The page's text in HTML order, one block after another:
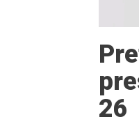
26